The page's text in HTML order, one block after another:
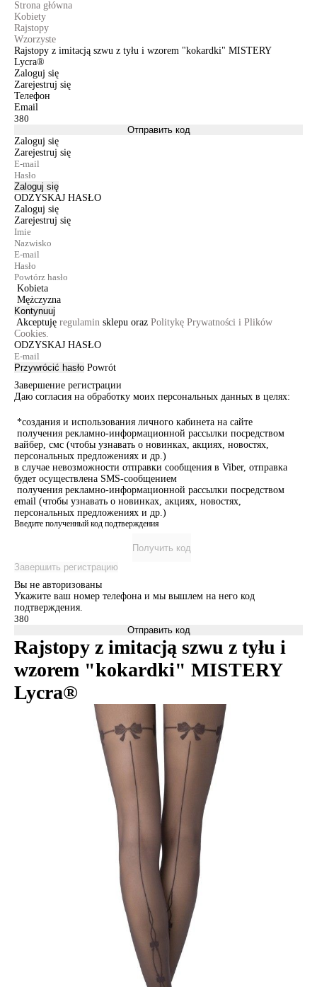
Strona główna
Kobiety
Rajstopy
Wzorzyste
Rajstopy z imitacją szwu z tyłu i wzorem "kokardki" MISTERY
Lycra®
Zaloguj się
Zarejestruj się
Телефон
Email
Отправить код
Zaloguj się
Zarejestruj się
Zaloguj się
ODZYSKAJ HASŁO
Zaloguj się
Zarejestruj się
Kobieta
Mężczyzna
Kontynuuj
Akceptuję regulamin sklepu oraz Politykę Prywatności i Plików
Cookies.
ODZYSKAJ HASŁO
Przywrócić hasło Powrót
Завершение регистрации
Даю согласия на обработку моих персональных данных в целях:
*создания и использования личного кабинета на сайте
получения рекламно-информационной рассылки посредством
вайбер, смс (чтобы узнавать о новинках, акциях, новостях,
персональных предложениях и др.)
в случае невозможности отправки сообщения в Viber, отправка
будет осуществлена SMS-сообщением
получения рекламно-информационной рассылки посредством
email (чтобы узнавать о новинках, акциях, новостях,
персональных предложениях и др.)
Введите полученный код подтверждения
Получить код
Завершить регистрацию
Вы не авторизованы
Укажите ваш номер телефона и мы вышлем на него код
подтверждения.
Отправить код
Rajstopy z imitacją szwu z tyłu i
wzorem "kokardki" MISTERY
Lycra®